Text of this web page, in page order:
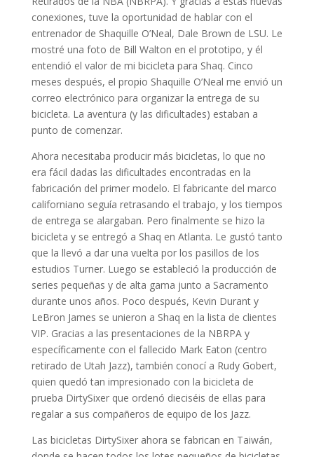
conexiones, tuve la oportunidad de hablar con el
entrenador de Shaquille O’Neal, Dale Brown de LSU. Le
mostré una foto de Bill Walton en el prototipo, y él
entendió el valor de mi bicicleta para Shaq. Cinco
meses después, el propio Shaquille O’Neal me envió un
correo electrónico para organizar la entrega de su
bicicleta. La aventura (y las dificultades) estaban a
punto de comenzar.
Ahora necesitaba producir más bicicletas, lo que no
era fácil dadas las dificultades encontradas en la
fabricación del primer modelo. El fabricante del marco
californiano seguía retrasando el trabajo, y los tiempos
de entrega se alargaban. Pero finalmente se hizo la
bicicleta y se entregó a Shaq en Atlanta. Le gustó tanto
que la llevó a dar una vuelta por los pasillos de los
estudios Turner. Luego se estableció la producción de
series pequeñas y de alta gama junto a Sacramento
durante unos años. Poco después, Kevin Durant y
LeBron James se unieron a Shaq en la lista de clientes
VIP. Gracias a las presentaciones de la NBRPA y
específicamente con el fallecido Mark Eaton (centro
retirado de Utah Jazz), también conocí a Rudy Gobert,
quien quedó tan impresionado con la bicicleta de
prueba DirtySixer que ordenó dieciséis de ellas para
regalar a sus compañeros de equipo de los Jazz.
Las bicicletas DirtySixer ahora se fabrican en Taiwán,